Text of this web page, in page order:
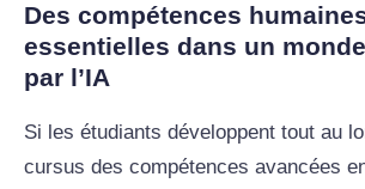
Des compétences
essentielles dans un
par l’IA
Si les étudiants développent tout au
cursus des compétences avancées